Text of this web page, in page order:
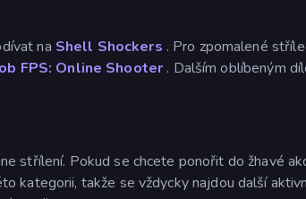
na Shell Shockers . Pro zpomalené
FPS: Online Shooter . Dalším oblíbeným
střílení. Pokud se chcete ponořit do žhavé
kategorii, takže se vždycky najdou další